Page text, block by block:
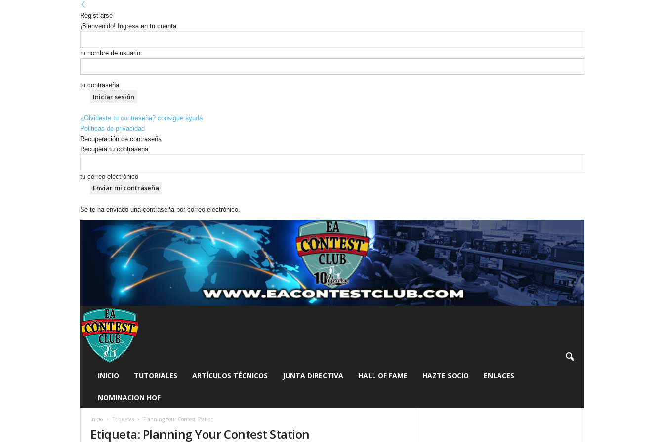
Registrarse
¡Bienvenido! Ingresa en tu cuenta
tu nombre de usuario
tu contraseña
¿Olvidaste tu contraseña? consigue ayuda
Politicas de privacidad
Recuperación de contraseña
Recupera tu contraseña
tu correo electrónico
Se te ha enviado una contraseña por correo electrónico.
INICIO TUTORIALES ARTÍCULOS TÉCNICOS JUNTA DIRECTIVA HALL OF FAME HAZTE SOCIO ENLACES
NOMINACION HOF
Inicio Etiquetas Planning Your Contest Station
Etiqueta: Planning Your Contest Station